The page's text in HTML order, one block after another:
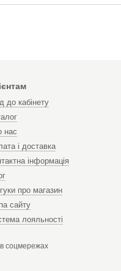
до кабінету
нас
і доставка
інформація
про магазин
сайту
лояльності
соцмережах